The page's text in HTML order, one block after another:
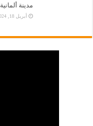
مدينة
أبريل 18, 2024